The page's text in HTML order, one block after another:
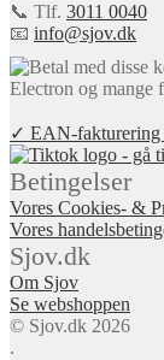
📞 Tlf. 3011 0040
📧 info@sjov.dk
✓ EAN-fakturering
Betingelser
Vores Cookies- &
Vores
Sjov.dk
Om Sjov
Se webshoppen
© Sjov.dk 2026
.